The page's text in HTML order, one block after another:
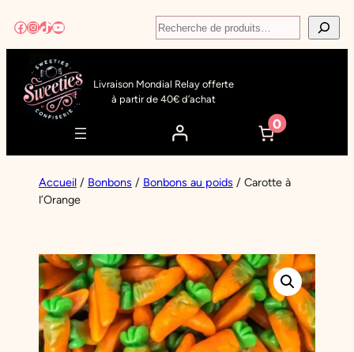
au
contenu
Facebook
Instagram
TikTok
YouTube Recherche
Livraison Mondial Relay offerte
à partir de 40€ d’achat
0
Accueil/ Bonbons / Bonbons au poids / Carotte à
l’Orange